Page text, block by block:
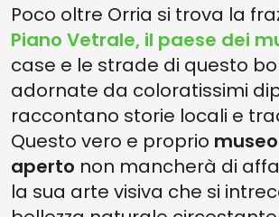
Poco oltre Orria si trova la
Piano Vetrale, il paese dei
case e le strade di questo
adornate da coloratissimi
raccontano storie locali e
Questo vero e proprio
aperto non mancherà di
la sua arte visiva che si